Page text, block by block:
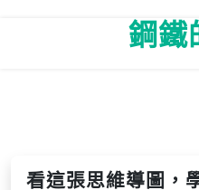
鋼鐵
看這張思維導圖，